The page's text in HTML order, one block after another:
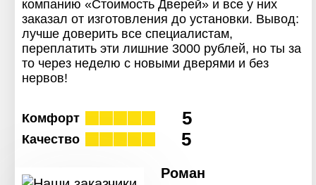
компанию «Стоимость Дверей» и все у них
заказал от изготовления до установки. Вывод:
лучше доверить все специалистам,
переплатить эти лишние 3000 рублей, но ты за
то через неделю с новыми дверями и без
нервов!
Комфорт 5
Качество 5
Роман